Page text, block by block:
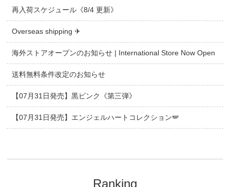
再入荷スケジュール《8/4 更新》
Overseas shipping ✈
海外ストアオープンのお知らせ | International Store Now Open
送料無料条件改定のお知らせ
【07月31日発売】黒ピンク《第三弾》
【07月31日発売】エンジェルハートコレクション🪽
Ranking